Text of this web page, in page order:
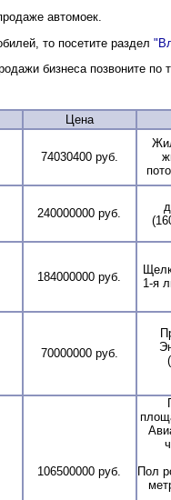
автомоек.
то посетите раздел
бизнеса позвоните
Цена
74030400 руб.
240000000 руб.
184000000 руб.
1-я
70000000 руб.
106500000 руб.
Пол